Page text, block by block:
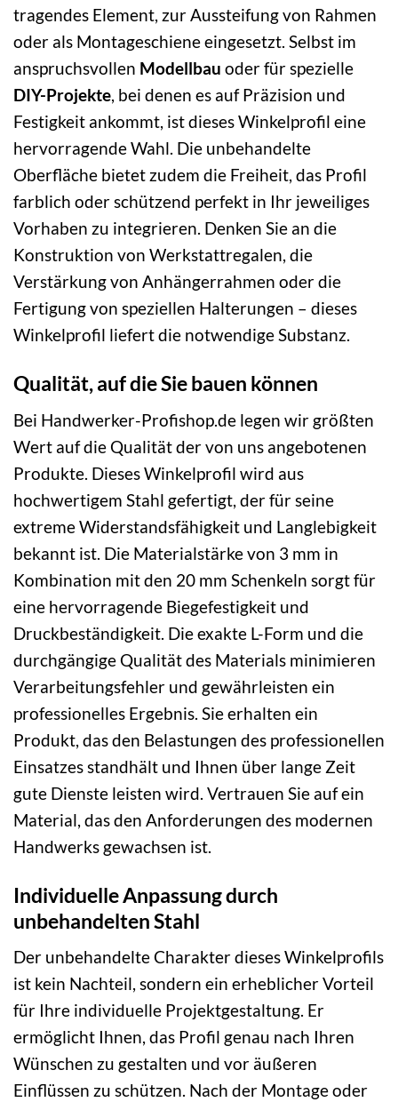
tragendes Element, zur Aussteifung von Rahmen
oder als Montageschiene eingesetzt. Selbst im
anspruchsvollen Modellbau oder für spezielle
DIY-Projekte, bei denen es auf Präzision und
Festigkeit ankommt, ist dieses Winkelprofil eine
hervorragende Wahl. Die unbehandelte
Oberfläche bietet zudem die Freiheit, das Profil
farblich oder schützend perfekt in Ihr jeweiliges
Vorhaben zu integrieren. Denken Sie an die
Konstruktion von Werkstattregalen, die
Verstärkung von Anhängerrahmen oder die
Fertigung von speziellen Halterungen – dieses
Winkelprofil liefert die notwendige Substanz.
Qualität, auf die Sie bauen können
Bei Handwerker-Profishop.de legen wir größten
Wert auf die Qualität der von uns angebotenen
Produkte. Dieses Winkelprofil wird aus
hochwertigem Stahl gefertigt, der für seine
extreme Widerstandsfähigkeit und Langlebigkeit
bekannt ist. Die Materialstärke von 3 mm in
Kombination mit den 20 mm Schenkeln sorgt für
eine hervorragende Biegefestigkeit und
Druckbeständigkeit. Die exakte L-Form und die
durchgängige Qualität des Materials minimieren
Verarbeitungsfehler und gewährleisten ein
professionelles Ergebnis. Sie erhalten ein
Produkt, das den Belastungen des professionellen
Einsatzes standhält und Ihnen über lange Zeit
gute Dienste leisten wird. Vertrauen Sie auf ein
Material, das den Anforderungen des modernen
Handwerks gewachsen ist.
Individuelle Anpassung durch
unbehandelten Stahl
Der unbehandelte Charakter dieses Winkelprofils
ist kein Nachteil, sondern ein erheblicher Vorteil
für Ihre individuelle Projektgestaltung. Er
ermöglicht Ihnen, das Profil genau nach Ihren
Wünschen zu gestalten und vor äußeren
Einflüssen zu schützen. Nach der Montage oder